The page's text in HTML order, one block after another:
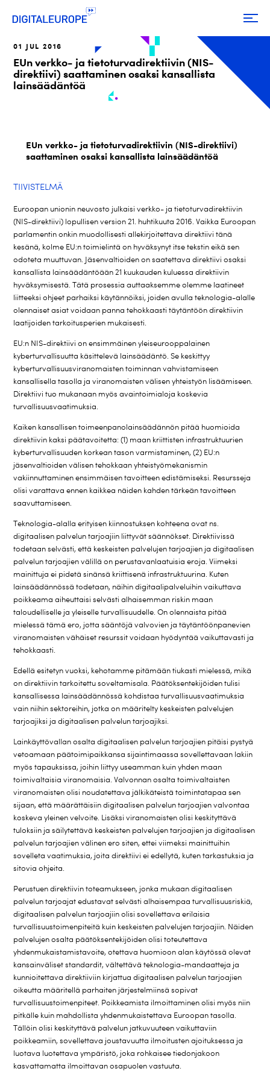
01 JUL 2016
EUn verkko- ja tietoturvadirektiivin (NIS-
direktiivi) saattaminen osaksi kansallista
lainsäädäntöä
EUn verkko- ja tietoturvadirektiivin (NIS-direktiivi)
saattaminen osaksi kansallista lainsäädäntöä
TIIVISTELMÄ
Euroopan unionin neuvosto julkaisi verkko- ja tietoturvadirektiivin
(NIS-direktiivi) lopullisen version 21. huhtikuuta 2016. Vaikka Euroopan
parlamentin onkin muodollisesti allekirjoitettava direktiivi tänä
kesänä, kolme EU:n toimielintä on hyväksynyt itse tekstin eikä sen
odoteta muuttuvan. Jäsenvaltioiden on saatettava direktiivi osaksi
kansallista lainsäädäntöään 21 kuukauden kuluessa direktiivin
hyväksymisestä. Tätä prosessia auttaaksemme olemme laatineet
liitteeksi ohjeet parhaiksi käytännöiksi, joiden avulla teknologia-alalle
olennaiset asiat voidaan panna tehokkaasti täytäntöön direktiivin
laatijoiden tarkoitusperien mukaisesti.
EU:n NIS-direktiivi on ensimmäinen yleiseurooppalainen
kyberturvallisuutta käsittelevä lainsäädäntö. Se keskittyy
kyberturvallisuusviranomaisten toiminnan vahvistamiseen
kansallisella tasolla ja viranomaisten välisen yhteistyön lisäämiseen.
Direktiivi tuo mukanaan myös avaintoimialoja koskevia
turvallisuusvaatimuksia.
Kaiken kansallisen toimeenpanolainsäädännön pitää huomioida
direktiivin kaksi päätavoitetta: (1) maan kriittisten infrastruktuurien
kyberturvallisuuden korkean tason varmistaminen, (2) EU:n
jäsenvaltioiden välisen tehokkaan yhteistyömekanismin
vakiinnuttaminen ensimmäisen tavoitteen edistämiseksi. Resursseja
olisi varattava ennen kaikkea näiden kahden tärkeän tavoitteen
saavuttamiseen.
Teknologia-alalla erityisen kiinnostuksen kohteena ovat ns.
digitaalisen palvelun tarjoajiin liittyvät säännökset. Direktiivissä
todetaan selvästi, että keskeisten palvelujen tarjoajien ja digitaalisen
palvelun tarjoajien välillä on perustavanlaatuisia eroja. Viimeksi
mainittuja ei pidetä sinänsä kriittisenä infrastruktuurina. Kuten
lainsäädännössä todetaan, näihin digitaalipalveluihin vaikuttava
poikkeama aiheuttaisi selvästi alhaisemman riskin maan
taloudelliselle ja yleiselle turvallisuudelle. On olennaista pitää
mielessä tämä ero, jotta sääntöjä valvovien ja täytäntöönpanevien
viranomaisten vähäiset resurssit voidaan hyödyntää vaikuttavasti ja
tehokkaasti.
Edellä esitetyn vuoksi, kehotamme pitämään tiukasti mielessä, mikä
on direktiivin tarkoitettu soveltamisala. Päätöksentekijöiden tulisi
kansallisessa lainsäädännössä kohdistaa turvallisuusvaatimuksia
vain niihin sektoreihin, jotka on määritelty keskeisten palvelujen
tarjoajiksi ja digitaalisen palvelun tarjoajiksi.
Lainkäyttövallan osalta digitaalisen palvelun tarjoajien pitäisi pystyä
vetoamaan päätoimipaikkansa sijaintimaassa sovellettavaan lakiin
myös tapauksissa, joihin liittyy useamman kuin yhden maan
toimivaltaisia viranomaisia. Valvonnan osalta toimivaltaisten
viranomaisten olisi noudatettava jälkikäteistä toimintatapaa sen
sijaan, että määrättäisiin digitaalisen palvelun tarjoajien valvontaa
koskeva yleinen velvoite. Lisäksi viranomaisten olisi keskityttävä
tuloksiin ja säilytettävä keskeisten palvelujen tarjoajien ja digitaalisen
palvelun tarjoajien välinen ero siten, ettei viimeksi mainittuihin
sovelleta vaatimuksia, joita direktiivi ei edellytä, kuten tarkastuksia ja
sitovia ohjeita.
Perustuen direktiivin toteamukseen, jonka mukaan digitaalisen
palvelun tarjoajat edustavat selvästi alhaisempaa turvallisuusriskiä,
digitaalisen palvelun tarjoajiin olisi sovellettava erilaisia
turvallisuustoimenpiteitä kuin keskeisten palvelujen tarjoajiin. Näiden
palvelujen osalta päätöksentekijöiden olisi toteutettava
yhdenmukaistamistavoite, otettava huomioon alan käytössä olevat
kansainväliset standardit, vältettävä teknologia-mandaatteja ja
kunnioitettava direktiiviin kirjattua digitaalisen palvelun tarjoajien
oikeutta määritellä parhaiten järjestelmiinsä sopivat
turvallisuustoimenpiteet. Poikkeamista ilmoittaminen olisi myös niin
pitkälle kuin mahdollista yhdenmukaistettava Euroopan tasolla.
Tällöin olisi keskityttävä palvelun jatkuvuuteen vaikuttaviin
poikkeamiin, sovellettava joustavuutta ilmoitusten ajoituksessa ja
luotava luotettava ympäristö, joka rohkaisee tiedonjakoon
kasvattamatta ilmoittavan osapuolen vastuuta.